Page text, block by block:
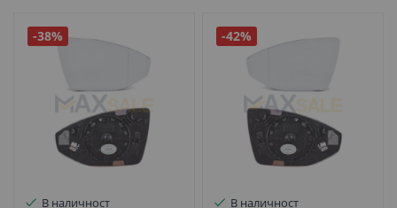
-38%
В наличност
-42%
В наличност